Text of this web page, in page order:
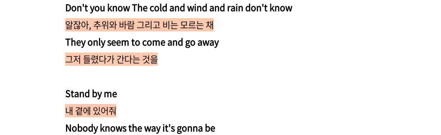
Don't you know The cold and wind and rain don't know
알잖아, 추위와 바람 그리고 비는 모르는 채
They only seem to come and go away
그저 들렸다가 간다는 것을
Stand by me
내 곁에 있어줘
Nobody knows the way it's gonna be